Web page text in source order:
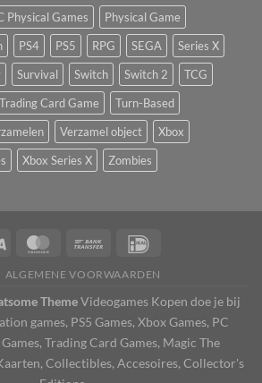
Physical Games
Physical Game
PS4 PS5 RPG SEGA
Series X
Survival Switch Switch 2
TCG
Trading Card Game
Turn-Based
Verzamel object
Xbox
Xbox Series X Zombies
ALGEMENE VOORWAARDEN
ThemeVideogames Kopen doe je bij
games, PS5 Games, Xbox Games, PC
Trading Card Games, Magic The
Collectibles, Accesoires, Collector's